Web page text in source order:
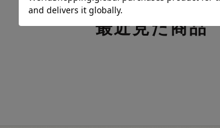
最近見た商品